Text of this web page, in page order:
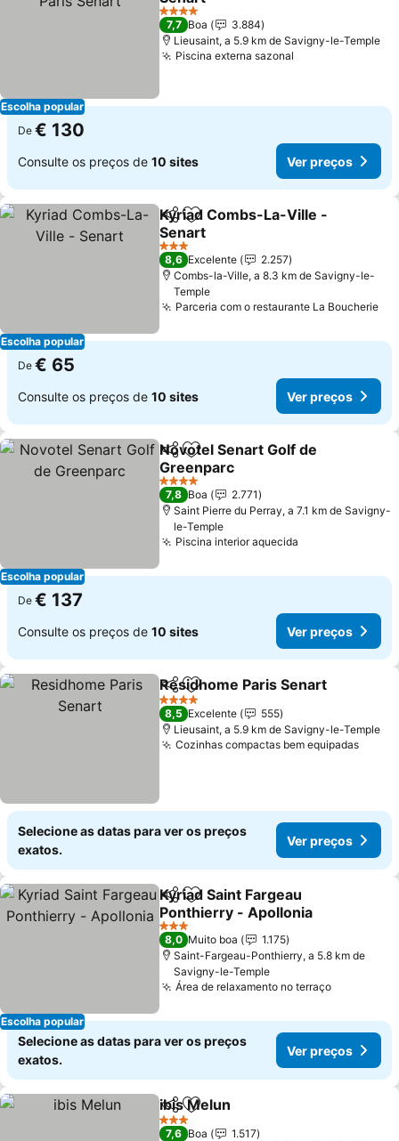
Escolha popular
Ver preços
4 Estrelas
7,7 Boa
3.884
Lieusaint, a 5.9 km de Savigny-le-Temple
Piscina externa sazonal
De € 130
Consulte os preços de 10 sites Ver preços
Escolha popular
PartilharAdicionar aos favoritos
Kyriad Combs-La-Ville -
Senart
Ver preços
3 Estrelas
8,6 Excelente
2.257
Combs-la-Ville, a 8.3 km de Savigny-le-
Temple
Parceria com o restaurante La Boucherie
De € 65
Consulte os preços de 10 sites Ver preços
Escolha popular
PartilharAdicionar aos favoritos
Novotel Senart Golf de
Greenparc
Ver preços
4 Estrelas
7,8 Boa
2.771
Saint Pierre du Perray, a 7.1 km de Savigny-
le-Temple
Piscina interior aquecida
De € 137
Consulte os preços de 10 sites Ver preços
PartilharAdicionar aos favoritos
Residhome Paris Senart
4 Estrelas
8,5 Excelente
555
Lieusaint, a 5.9 km de Savigny-le-Temple
Cozinhas compactas bem equipadasVer
Selecione as datas para ver os preços
exatos.
Ver preços
Escolha popular
PartilharAdicionar aos favoritos
Kyriad Saint Fargeau
Ponthierry - Apollonia
Ver preços
3 Estrelas
8,0 Muito boa
1.175
Saint-Fargeau-Ponthierry, a 5.8 km de
Savigny-le-Temple
Área de relaxamento no terraçoVer
Selecione as datas para ver os preços
exatos.
Ver preços
PartilharAdicionar aos favoritos
ibis Melun
3 Estrelas
7,6 Boa
1.517